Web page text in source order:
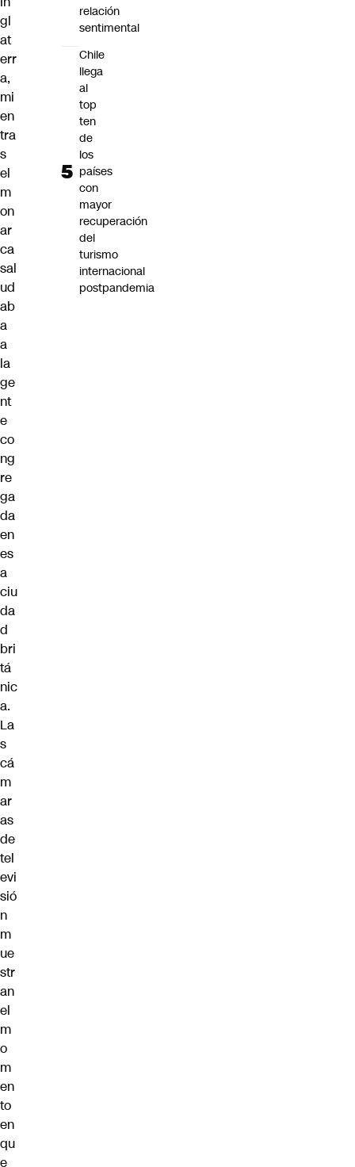
gl
at
err
a,
mi
en
tra
s
el
m
on
ar
ca
sal
ud
ab
a
a
la
ge
nt
e
co
ng
re
ga
da
en
es
a
ciu
da
d
bri
tá
nic
a.
La
s
cá
m
ar
as
de
tel
evi
sió
n
m
ue
str
an
el
m
o
m
en
to
en
qu
e
relación
sentimental
Chile
llega
al
top
ten
de
los
países
con
mayor
recuperación
del
turismo
internacional
postpandemia